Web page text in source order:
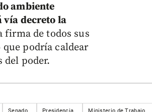
ambiente
vía decreto la
firma de todos sus
que podría caldear
del poder.